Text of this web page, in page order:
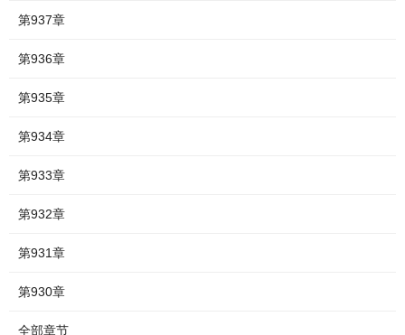
第937章
第936章
第935章
第934章
第933章
第932章
第931章
第930章
全部章节